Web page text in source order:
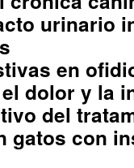
urinario
en
dolor y la
del
gatos con